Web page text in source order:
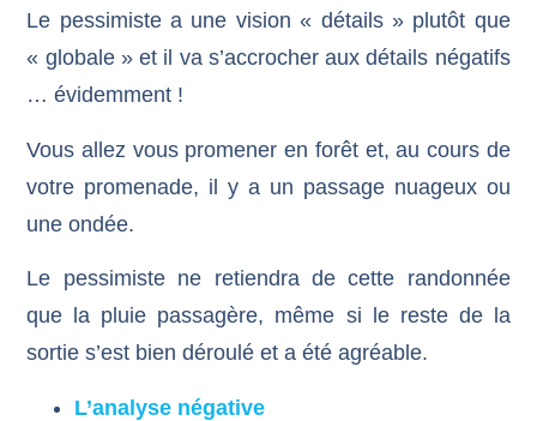
Le pessimiste a une vision « détails » plutôt que
« globale » et il va s’accrocher aux détails négatifs
… évidemment !
Vous allez vous promener en forêt et, au cours de
votre promenade, il y a un passage nuageux ou
une ondée.
Le pessimiste ne retiendra de cette randonnée
que la pluie passagère, même si le reste de la
sortie s’est bien déroulé et a été agréable.
L’analyse négative